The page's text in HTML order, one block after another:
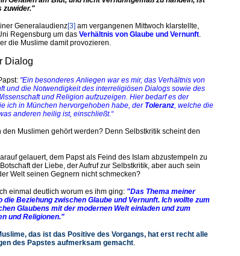
zuwider."
Generalaudienz[3] am vergangenen Mittwoch klarstellte,
Regensburg um das Verhältnis von Glaube und Vernunft.
die Muslime damit provozieren.
Dialog
"Ein besonderes Anliegen war es mir, das Verhältnis von
und die Notwendigkeit des interreligiösen Dialogs sowie des
und Religion aufzuzeigen. Hier bedarf es der
ich in München hervorgehoben habe, der Toleranz, welche die
anderen heilig ist, einschließt.“
den Muslimen gehört werden? Denn Selbstkritik scheint den
gelauert, dem Papst als Feind des Islam abzustempeln zu
der Liebe, der Aufruf zur Selbstkritik, aber auch sein
Welt seinen Gegnern nicht schmecken?
einmal deutlich worum es ihm ging: "Das Thema meiner
die Beziehung zwischen Glaube und Vernunft. Ich wollte zum
Glaubens mit der modernen Welt einladen und zum
und Religionen."
das ist das Positive des Vorgangs, hat erst recht alle
des Papstes aufmerksam gemacht.